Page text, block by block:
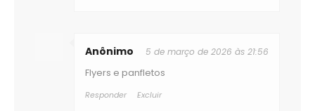
Anônimo 5 de março de 2026 às 21:56
Flyers e panfletos
Responder Excluir